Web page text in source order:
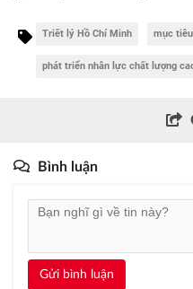
Triết lý Hồ Chí Minh mục
phát triển nhân lực chất lượng
Bình luận
Gửi bình luận